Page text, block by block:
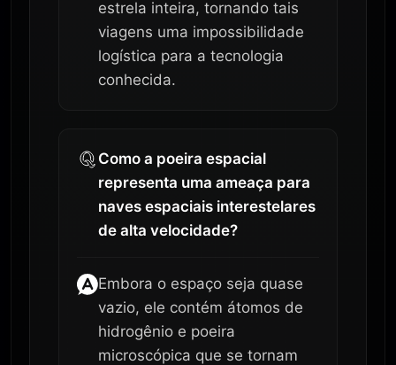
estrela inteira, tornando tais
viagens uma impossibilidade
logística para a tecnologia
conhecida.
Como a poeira espacial
representa uma ameaça para
naves espaciais interestelares
de alta velocidade?
Embora o espaço seja quase
vazio, ele contém átomos de
hidrogênio e poeira
microscópica que se tornam